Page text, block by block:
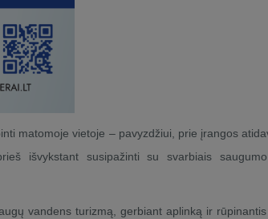
matomoje vietoje – pavyzdžiui, prie įrangos
išvykstant susipažinti su svarbiais
vandens turizmą, gerbiant aplinką ir rūpinantis